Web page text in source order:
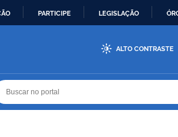
PARTICIPE LEGISLAÇÃO
ALTO CONTRASTE